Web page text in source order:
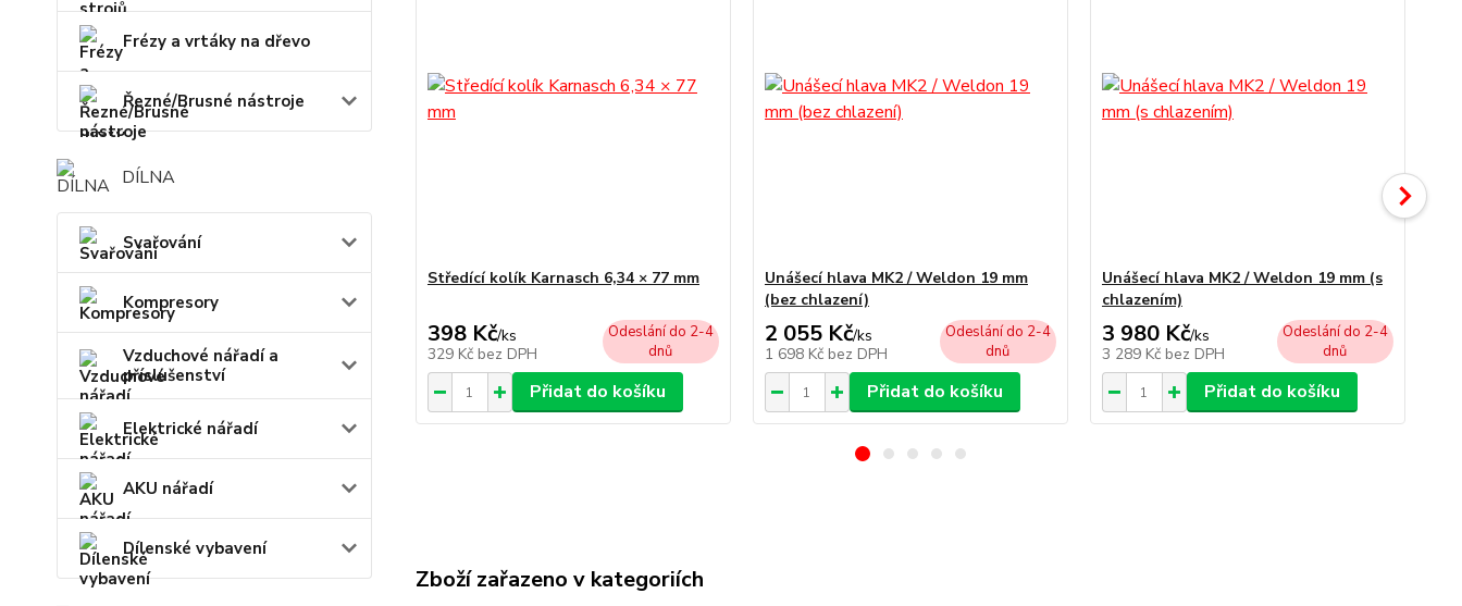
Frézy a vrtáky na dřevo
Řezné/Brusné nástroje
DÍLNA
Svařování
Kompresory
Vzduchové nářadí a
příslušenství
Elektrické nářadí
AKU nářadí
Dílenské vybavení
Středící kolík Karnasch 6,34 × 77 mm
398 Kč/ks
329 Kč bez DPH
Odeslání do 2-4
dnů
Přidat do košíku
Unášecí hlava MK2 / Weldon 19 mm
(bez chlazení)
2 055 Kč/ks
1 698 Kč bez DPH
Odeslání do 2-4
dnů
Přidat do košíku
Unášecí hlava MK2 / Weldon 19 mm (s
chlazením)
3 980 Kč/ks
3 289 Kč bez DPH
Odeslání do 2-4
dnů
Přidat do košíku
Zboží zařazeno v kategoriích